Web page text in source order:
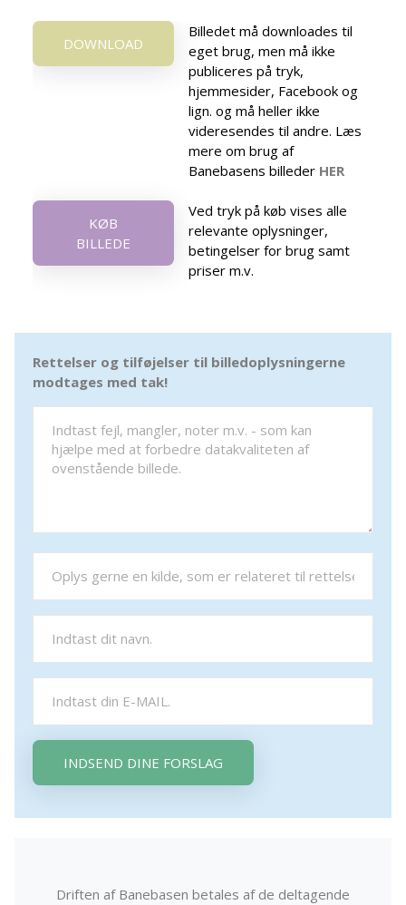
DOWNLOAD
Billedet må downloades til
eget brug, men må ikke
publiceres på tryk,
hjemmesider, Facebook og
lign. og må heller ikke
videresendes til andre. Læs
mere om brug af
Banebasens billeder HER
KØB
BILLEDE
Ved tryk på køb vises alle
relevante oplysninger,
betingelser for brug samt
priser m.v.
Rettelser og tilføjelser til billedoplysningerne
modtages med tak!
INDSEND DINE FORSLAG
Driften af Banebasen betales af de deltagende